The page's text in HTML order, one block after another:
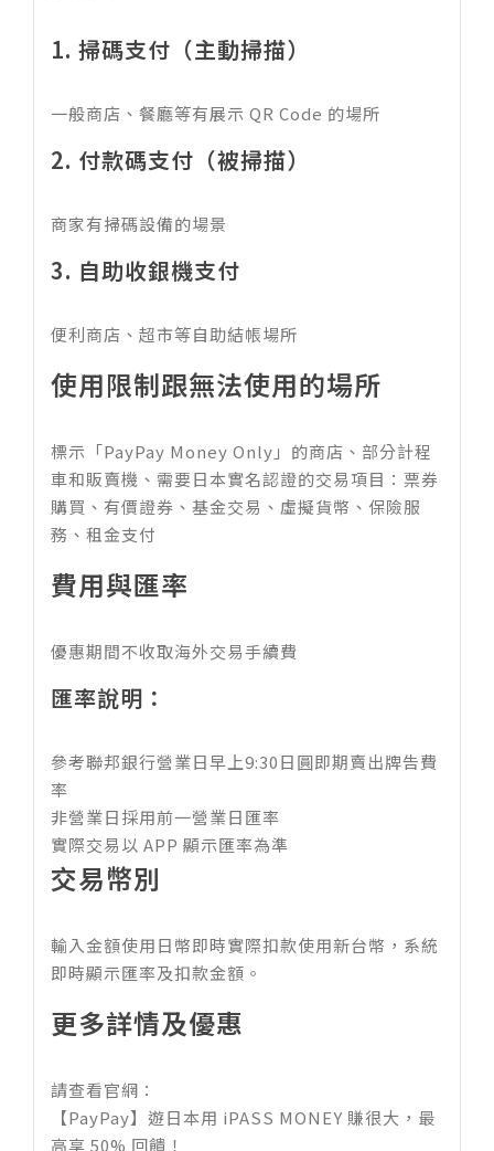
1. 掃碼支付（主動掃描）
一般商店、餐廳等有展示 QR Code 的場所
2. 付款碼支付（被掃描）
商家有掃碼設備的場景
3. 自助收銀機支付
便利商店、超市等自助結帳場所
使用限制跟無法使用的場所
標示「PayPay Money Only」的商店、部分計程
車和販賣機、需要日本實名認證的交易項目：票券
購買、有價證券、基金交易、虛擬貨幣、保險服
務、租金支付
費用與匯率
優惠期間不收取海外交易手續費
匯率說明：
參考聯邦銀行營業日早上9:30日圓即期賣出牌告費
率
非營業日採用前一營業日匯率
實際交易以 APP 顯示匯率為準
交易幣別
輸入金額使用日幣即時實際扣款使用新台幣，系統
即時顯示匯率及扣款金額。
更多詳情及優惠
請查看官網：
【PayPay】遊日本用 iPASS MONEY 賺很大，最
高享 50% 回饋！